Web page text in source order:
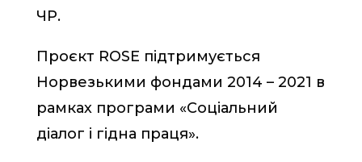
ЧР.
Проєкт ROSE підтримується
Норвезькими фондами 2014 – 2021 в
рамках програми «Соціальний
діалог і гідна праця».